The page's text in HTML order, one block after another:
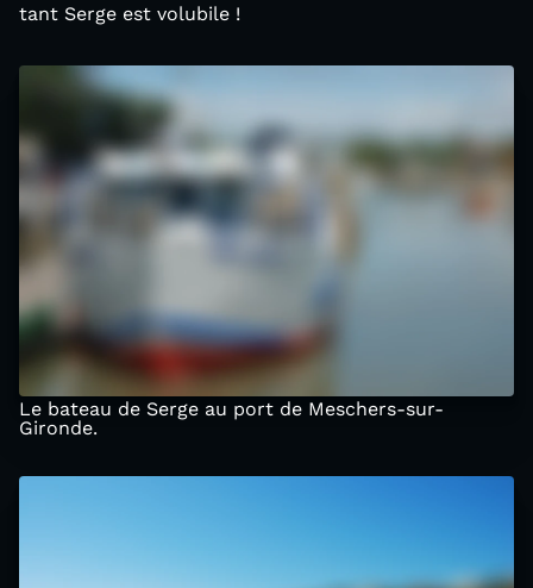
tant Serge est volubile !
Le bateau de Serge au port de Meschers-sur-
Gironde.